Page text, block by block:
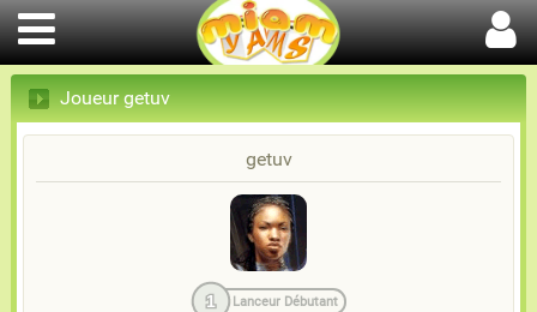
Joueur getuv
getuv
1 Lanceur Débutant